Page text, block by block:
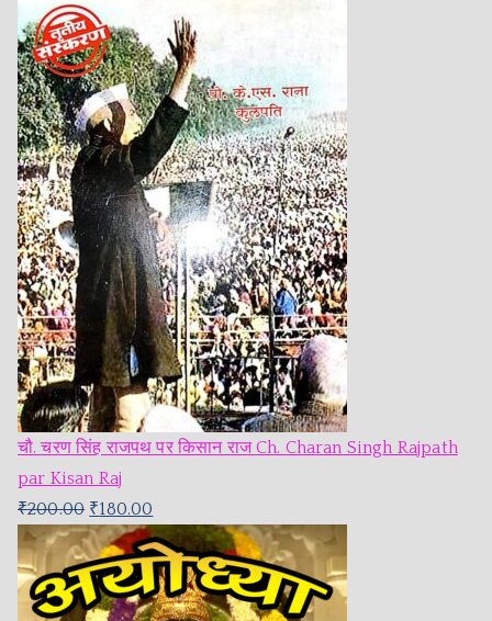
चौ. चरण सिंह राजपथ पर किसान राज Ch. Charan Singh Rajpath
par Kisan Raj
₹200.00 ₹180.00